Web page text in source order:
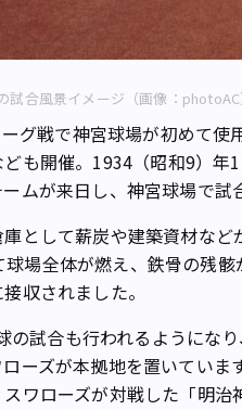
試合風景イメージ（画像：photoAC
グ戦で神宮球場が初めて使
も開催。1934（昭和9）年
ムが来日し、神宮球場で試
として薪炭や建築資材など
場全体が燃え、鉄骨の残
収されました。
試合も行われるようにな
ーズが本拠地を置いていま
ワローズが対戦した「明